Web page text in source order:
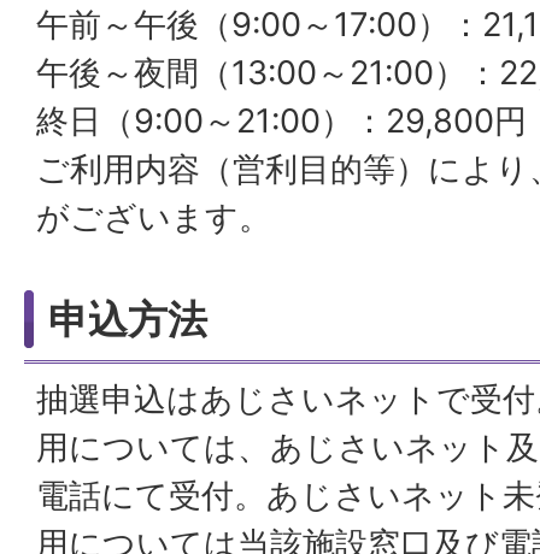
午前～午後（9:00～17:00）：
午後～夜間（13:00～21:00）：
終日（9:00～21:00）：29,800円
ご利用内容（営利目的等）によ
がございます。
申込方法
抽選申込はあじさいネットで受
用については、あじさいネット
電話にて受付。あじさいネット
用については当該施設窓口及び